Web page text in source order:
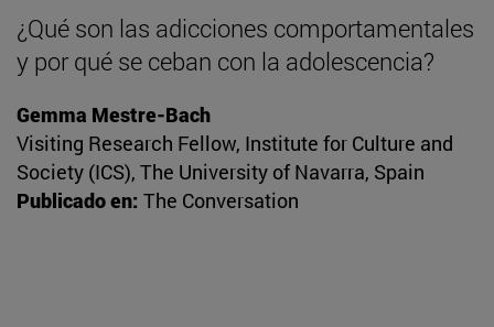
¿Qué son las adicciones comportamentales
y por qué se ceban con la adolescencia?
Gemma Mestre-Bach
Visiting Research Fellow, Institute for Culture and
Society (ICS), The University of Navarra, Spain
Publicado en: The Conversation